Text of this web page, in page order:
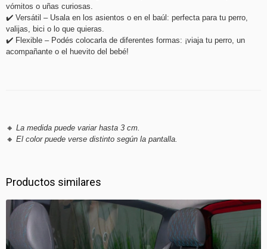
vómitos o uñas curiosas.
✔️ Versátil – Usala en los asientos o en el baúl: perfecta para tu perro,
valijas, bici o lo que quieras.
✔️ Flexible – Podés colocarla de diferentes formas: ¡viaja tu perro, un
acompañante o el huevito del bebé!
🔸 La medida puede variar hasta 3 cm.
🔸 El color puede verse distinto según la pantalla.
Productos similares